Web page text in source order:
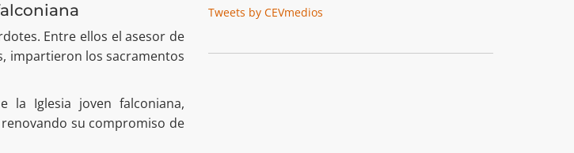
Entre ellos el asesor de
impartieron los sacramentos
la Iglesia joven falconiana,
su compromiso de
Tweets by CEVmedios